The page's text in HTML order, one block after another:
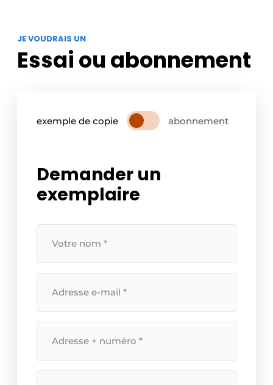
JE VOUDRAIS UN
Essai ou abonnement
exemple de copie abonnement
Demander un
exemplaire
naam
*
mailadres
huisnummer